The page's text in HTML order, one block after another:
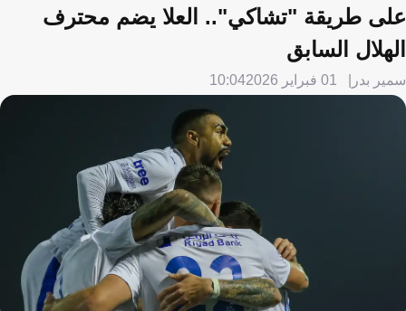
على طريقة "تشاكي".. العلا يضم محترف
الهلال السابق
سمير بدر 01 فبراير 2026 10:04